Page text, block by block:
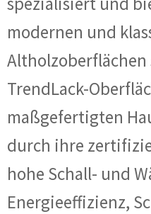
modernen und
TrendLack-
maßgefertigten
durch ihre
hohe Schall- und
Energieeffizienz,